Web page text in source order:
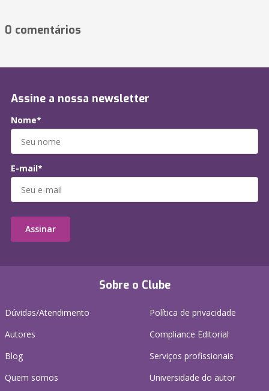
0 comentários
Sobre o Clube
Dúvidas/Atendimento
Autores
Blog
Quem somos
Política de privacidade
Compliance Editorial
Serviços profissionais
Universidade do autor
Assine a nossa newsletter
Nome*
E-mail*
Assinar